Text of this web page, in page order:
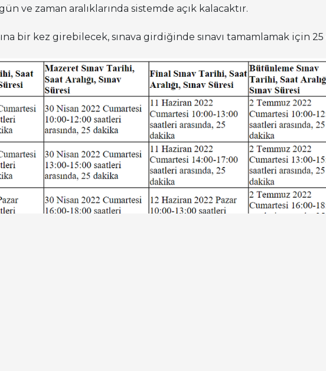
ve zaman aralıklarında sistemde açık kalacaktır.
bir kez girebilecek, sınava girdiğinde sınavı tamamlamak için